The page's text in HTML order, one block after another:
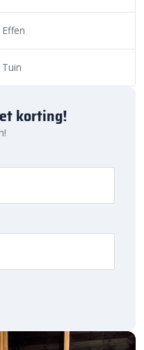
je zeker weet dat de
krijgt.
en snelle levering kun je
Effen
Tuin
korting!